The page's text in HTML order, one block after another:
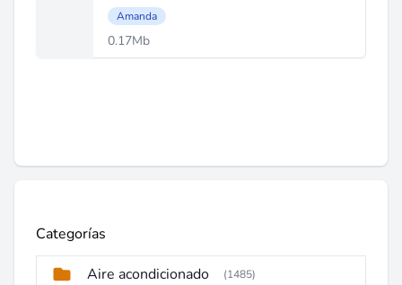
Amanda
0.17Mb
Categorías
Aire acondicionado (1485)